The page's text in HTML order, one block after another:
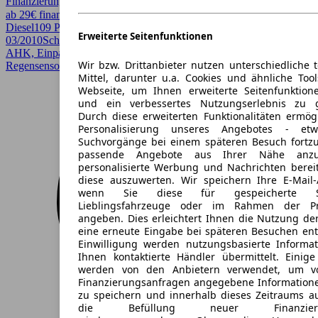
Erweiterte Seitenfunktionen
Wir bzw. Drittanbieter nutzen unterschiedliche
Mittel, darunter u.a. Cookies und ähnliche
Webseite, um Ihnen erweiterte
und ein verbessertes Nutzungserlebnis zu
Durch diese erweiterten Funktionalitäten
Personalisierung unseres Angebotes -
Suchvorgänge bei einem späteren Besuch
passende Angebote aus Ihrer Nähe
personalisierte Werbung und Nachrichten
diese auszuwerten. Wir speichern Ihre E-Mail-
wenn Sie diese für gespeicherte
Lieblingsfahrzeuge oder im Rahmen der
angeben. Dies erleichtert Ihnen die Nutzung
eine erneute Eingabe bei späteren Besuchen
Einwilligung werden nutzungsbasierte
Ihnen kontaktierte Händler übermittelt. Einige
werden von den Anbietern verwendet, um
Finanzierungsanfragen angegebene
zu speichern und innerhalb dieses Zeitraums
die Befüllung neuer
ab 29€ finanzieren ↗
Diesel109 PS (80 kW)
03/2010SchaltgetriebeKombi4 Türen
AHK, Einparkhilfe, Einparkhilfe Sensoren hinten, Lichtsensor,
Regensensor, Scheckheftgepflegt, Sitzheizung